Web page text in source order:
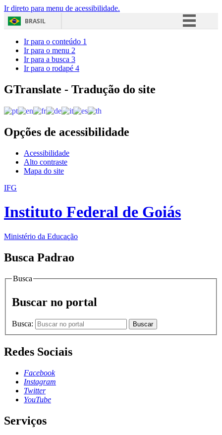
Ir direto para menu de acessibilidade.
BRASIL
Acesso à informação
Ir para o conteúdo 1
Ir para o menu 2
Ir para a busca 3
Ir para o rodapé 4
GTranslate - Tradução do site
Opções de acessibilidade
Acessibilidade
Alto contraste
Mapa do site
IFG
Instituto Federal de Goiás
Ministério da Educação
Busca Padrao
Busca
Buscar no portal
Busca: Buscar
Redes Sociais
Facebook
Instagram
Twitter
YouTube
Serviços